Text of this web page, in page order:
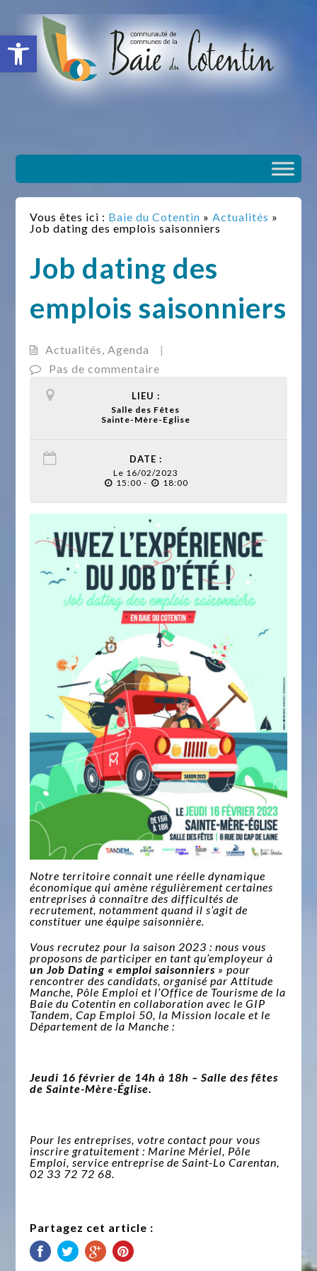
Ouvrir la barre d’outils
Vous êtes ici : Baie du Cotentin »Actualités »
Job dating des emplois saisonniers
Job dating des
emplois saisonniers
Actualités,Agenda
|
Pas de commentaire
LIEU :
Salle des Fêtes
Sainte-Mère-Eglise
DATE :
Le 16/02/2023
15:00 -
18:00
Notre territoire connait une réelle dynamique
économique qui amène régulièrement certaines
entreprises à connaître des difficultés de
recrutement, notamment quand il s’agit de
constituer une équipe saisonnière.
Vous recrutez pour la saison 2023 : nous vous
proposons de participer en tant qu’employeur à
un Job Dating « emploi saisonniers » pour
rencontrer des candidats, organisé par Attitude
Manche, Pôle Emploi et l’Office de Tourisme de la
Baie du Cotentin en collaboration avec le GIP
Tandem, Cap Emploi 50, la Mission locale et le
Département de la Manche :
Jeudi 16 février de 14h à 18h – Salle des fêtes
de Sainte-Mère-Église.
Pour les entreprises, votre contact pour vous
inscrire gratuitement : Marine Mériel, Pôle
Emploi, service entreprise de Saint-Lo Carentan,
02 33 72 72 68.
Partagez cet article :